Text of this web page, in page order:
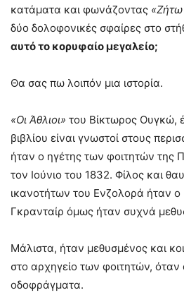
κατάματα και φωνάζοντας
δύο δολοφονικές σφαίρες στο
αυτό το κορυφαίο μεγαλείο;
Θα σας πω λοιπόν μια ιστορία.
«Οι Άθλιοι» του Βίκτωρος Ουγκώ,
βιβλίου είναι γνωστοί στους
ήταν ο ηγέτης των φοιτητών της
τον Ιούνιο του 1832. Φίλος και
ικανοτήτων του Ενζολορά ήταν
Γκρανταίρ όμως ήταν συχνά
Μάλιστα, ήταν μεθυσμένος και
στο αρχηγείο των φοιτητών,
οδοφράγματα.